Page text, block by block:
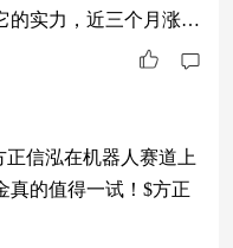
的实力，近三个月涨了
去！$方正富邦信泓混
信泓在机器人赛道上
真的值得一试！$方正